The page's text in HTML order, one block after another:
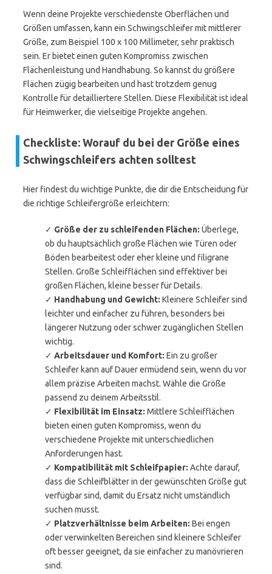
Wenn deine Projekte verschiedenste Oberflächen und
Größen umfassen, kann ein Schwingschleifer mit mittlerer
Größe, zum Beispiel 100 x 100 Millimeter, sehr praktisch
sein. Er bietet einen guten Kompromiss zwischen
Flächenleistung und Handhabung. So kannst du größere
Flächen zügig bearbeiten und hast trotzdem genug
Kontrolle für detailliertere Stellen. Diese Flexibilität ist ideal
für Heimwerker, die vielseitige Projekte angehen.
Checkliste: Worauf du bei der Größe eines
Schwingschleifers achten solltest
Hier findest du wichtige Punkte, die dir die Entscheidung für
die richtige Schleifergröße erleichtern:
✓ Größe der zu schleifenden Flächen: Überlege,
ob du hauptsächlich große Flächen wie Türen oder
Böden bearbeitest oder eher kleine und filigrane
Stellen. Große Schleifflächen sind effektiver bei
großen Flächen, kleine besser für Details.
✓ Handhabung und Gewicht: Kleinere Schleifer sind
leichter und einfacher zu führen, besonders bei
längerer Nutzung oder schwer zugänglichen Stellen
wichtig.
✓ Arbeitsdauer und Komfort: Ein zu großer
Schleifer kann auf Dauer ermüdend sein, wenn du vor
allem präzise Arbeiten machst. Wähle die Größe
passend zu deinem Arbeitsstil.
✓ Flexibilität im Einsatz: Mittlere Schleifflächen
bieten einen guten Kompromiss, wenn du
verschiedene Projekte mit unterschiedlichen
Anforderungen hast.
✓ Kompatibilität mit Schleifpapier: Achte darauf,
dass die Schleifblätter in der gewünschten Größe gut
verfügbar sind, damit du Ersatz nicht umständlich
suchen musst.
✓ Platzverhältnisse beim Arbeiten: Bei engen
oder verwinkelten Bereichen sind kleinere Schleifer
oft besser geeignet, da sie einfacher zu manövrieren
sind.